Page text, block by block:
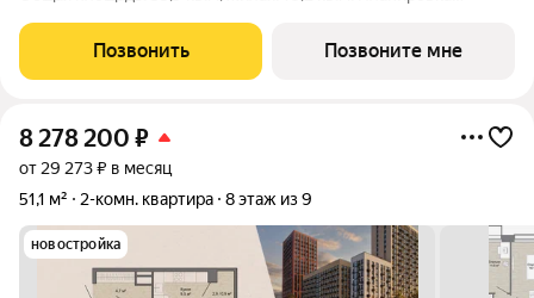
кв.м. Санузел 4,3 кв.м. Квартира в ЖК «Яблоневый сад» для
тех, кто хочет жить в
Позвонить Позвоните мне
8 278 200 ₽
от 29 273 ₽ в месяц
51,1 м²
2-комн. квартира 8 этаж из 9
новостройка